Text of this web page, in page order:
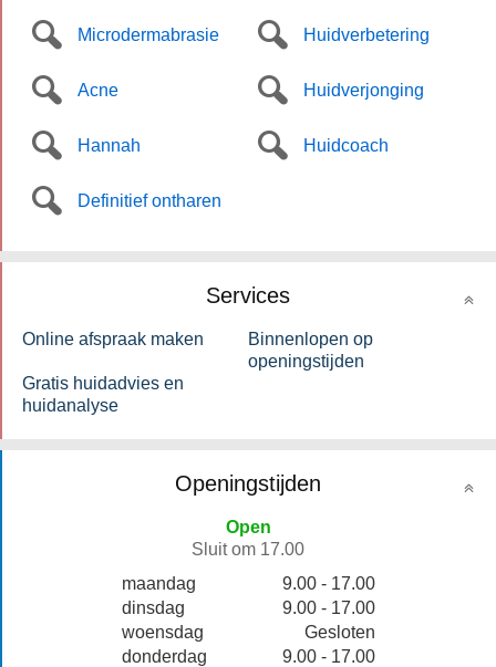
Microdermabrasie Huidverbetering
Acne Huidverjonging
Hannah Huidcoach
Definitief ontharen
Services
Online afspraak maken
Binnenlopen op
openingstijden
Gratis huidadvies en
huidanalyse
Openingstijden
Open
Sluit om 17.00
maandag
9.00 - 17.00
dinsdag
9.00 - 17.00
woensdag
Gesloten
donderdag
9.00 - 17.00